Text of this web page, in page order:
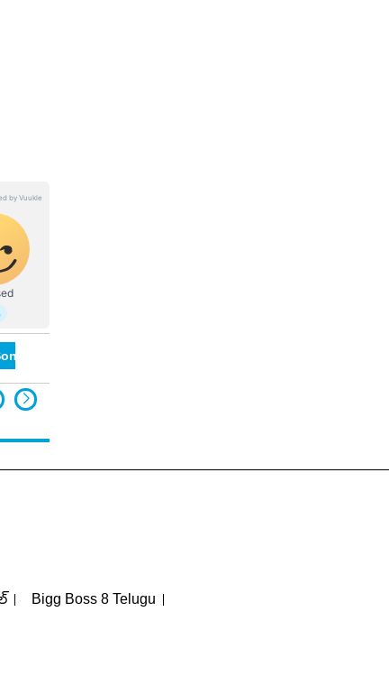
Gandhi
Bigg Boss 8 Telugu